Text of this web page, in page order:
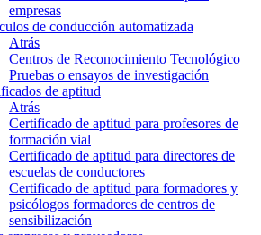
empresas
de conducción automatizada
Atrás
Centros de Reconocimiento Tecnológico
Pruebas o ensayos de investigación
de aptitud
Atrás
Certificado de aptitud para profesores de
formación vial
Certificado de aptitud para directores de
escuelas de conductores
Certificado de aptitud para formadores y
psicólogos formadores de centros de
sensibilización